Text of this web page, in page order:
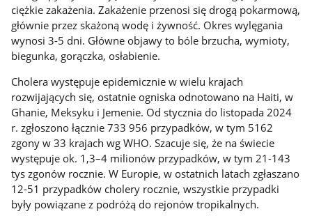
ciężkie zakażenia. Zakażenie przenosi się drogą pokarmową,
głównie przez skażoną wodę i żywność. Okres wylęgania
wynosi 3-5 dni. Główne objawy to bóle brzucha, wymioty,
biegunka, gorączka, osłabienie.
Cholera występuje epidemicznie w wielu krajach
rozwijających się, ostatnie ogniska odnotowano na Haiti, w
Ghanie, Meksyku i Jemenie. Od stycznia do listopada 2024
r. zgłoszono łącznie 733 956 przypadków, w tym 5162
zgony w 33 krajach wg WHO. Szacuje się, że na świecie
występuje ok. 1,3–4 milionów przypadków, w tym 21-143
tys zgonów rocznie. W Europie, w ostatnich latach zgłaszano
12-51 przypadków cholery rocznie, wszystkie przypadki
były powiązane z podróżą do rejonów tropikalnych.